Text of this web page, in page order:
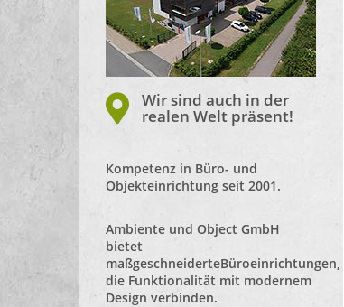
Wir sind auch in der
realen Welt präsent!
Kompetenz in Büro- und
Objekteinrichtung seit 2001.
Ambiente und Object GmbH
bietet
maßgeschneiderteBüroeinrichtungen
die Funktionalität mit modernem
Design verbinden.